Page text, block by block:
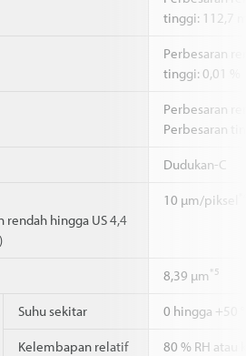
tinggi: 112,7
Perbesaran
tinggi: 0,01 %
Perbesaran
Perbesaran
Dudukan-C
rendah hingga US 4,4
10 µm/piksel
8,39 µm *5
Suhu sekitar 0 hingga +50
Kelembapan relatif 80 % RH atau